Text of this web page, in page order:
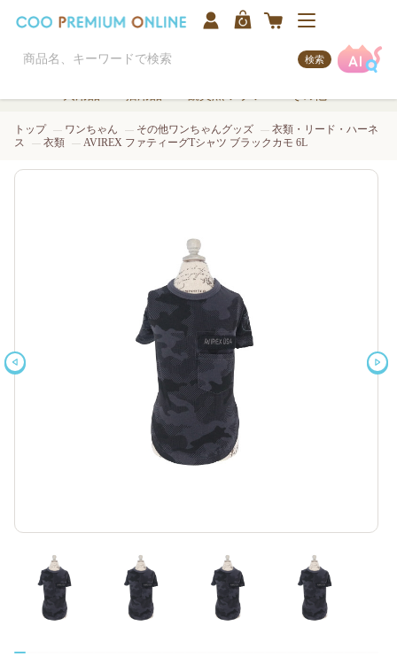
検索
トップ ワンちゃん その他ワンちゃんグッズ
衣類・リード・ハーネ
ス
衣類 AVIREX ファティーグTシャツ ブラックカモ 6L